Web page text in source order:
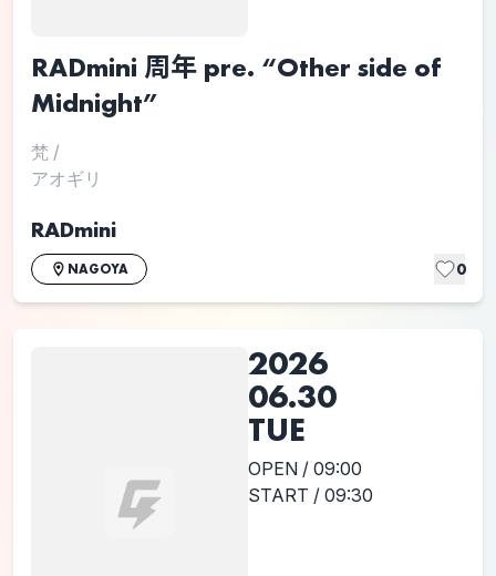
RADmini 周年 pre. “Other side of
Midnight”
梵 /
アオギリ
RADmini
NAGOYA 0
2026
06.30
TUE
OPEN / 09:00
START / 09:30